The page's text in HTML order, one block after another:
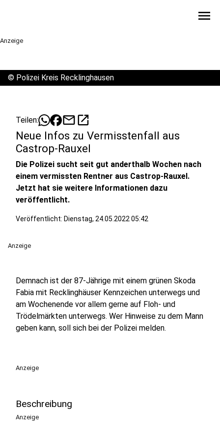
menu
Anzeige
© Polizei Kreis Recklinghausen
Teilen: mailopen_in_new
Neue Infos zu Vermisstenfall aus
Castrop-Rauxel
Die Polizei sucht seit gut anderthalb Wochen nach
einem vermissten Rentner aus Castrop-Rauxel.
Jetzt hat sie weitere Informationen dazu
veröffentlicht.
Veröffentlicht: Dienstag, 24.05.2022 05:42
Anzeige
Demnach ist der 87-Jährige mit einem grünen Skoda
Fabia mit Recklinghäuser Kennzeichen unterwegs und
am Wochenende vor allem gerne auf Floh- und
Trödelmärkten unterwegs. Wer Hinweise zu dem Mann
geben kann, soll sich bei der Polizei melden.
Anzeige
Beschreibung
Anzeige